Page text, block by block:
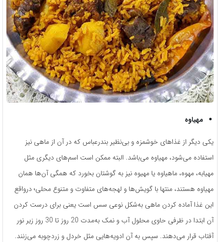
مهیاوه
یکی دیگر از غذاهای خوشمزه و بی‌نظیر بندرعباس که در آن از ماهی نیز
استفاده می‌شود، مهیاوه می‌باشد. البته ممکن است اسم‌های دیگری مثل
مهیابه، مهوه، ماهیاوه یا مهیوه نیز به گوشتان بخورد که همگی آن‌ها همان
مهیاوه هستند، منتها با گویش‌ها و لهجه‌های متفاوت و متنوع محلی؛ در‌واقع
این غذا آماده کردن ماهی به‌شکل نوعی سس است یعنی برای درست کردن
آن ابتدا در ظرفی حاوی محلول آب و نمک به‌مدت 20 روز تا 30 روز زیر نور
آفتاب قرار می‌دهند. سپس به آن ادویه‌هایی مثل خردل و زردچوبه می‌زنند.